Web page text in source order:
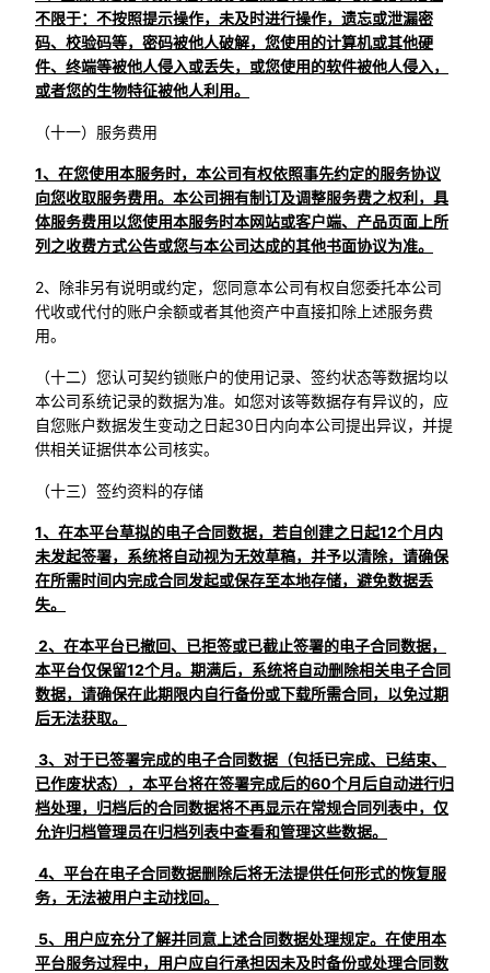
不限于：不按照提示操作，未及时进行操作，遗忘或泄漏密
码、校验码等，密码被他人破解，您使用的计算机或其他硬
件、终端等被他人侵入或丢失，或您使用的软件被他人侵入，
或者您的生物特征被他人利用。
（十一）服务费用
1、在您使用本服务时，本公司有权依照事先约定的服务协议
向您收取服务费用。本公司拥有制订及调整服务费之权利，具
体服务费用以您使用本服务时本网站或客户端、产品页面上所
列之收费方式公告或您与本公司达成的其他书面协议为准。
2、除非另有说明或约定，您同意本公司有权自您委托本公司
代收或代付的账户余额或者其他资产中直接扣除上述服务费
用。
（十二）您认可契约锁账户的使用记录、签约状态等数据均以
本公司系统记录的数据为准。如您对该等数据存有异议的，应
自您账户数据发生变动之日起30日内向本公司提出异议，并提
供相关证据供本公司核实。
（十三）签约资料的存储
1、在本平台草拟的电子合同数据，若自创建之日起12个月内
未发起签署，系统将自动视为无效草稿，并予以清除，请确保
在所需时间内完成合同发起或保存至本地存储，避免数据丢
失。
2、在本平台已撤回、已拒签或已截止签署的电子合同数据，
本平台仅保留12个月。期满后，系统将自动删除相关电子合同
数据，请确保在此期限内自行备份或下载所需合同，以免过期
后无法获取。
3、对于已签署完成的电子合同数据（包括已完成、已结束、
已作废状态），本平台将在签署完成后的60个月后自动进行归
档处理，归档后的合同数据将不再显示在常规合同列表中，仅
允许归档管理员在归档列表中查看和管理这些数据。
4、平台在电子合同数据删除后将无法提供任何形式的恢复服
务，无法被用户主动找回。
5、用户应充分了解并同意上述合同数据处理规定。在使用本
平台服务过程中，用户应自行承担因未及时备份或处理合同数